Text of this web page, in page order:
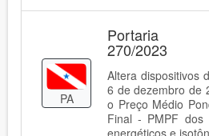
PA
Portaria
270/2023
Altera dispositivos
6 de dezembro de
o Preço Médio
Final - PMPF dos